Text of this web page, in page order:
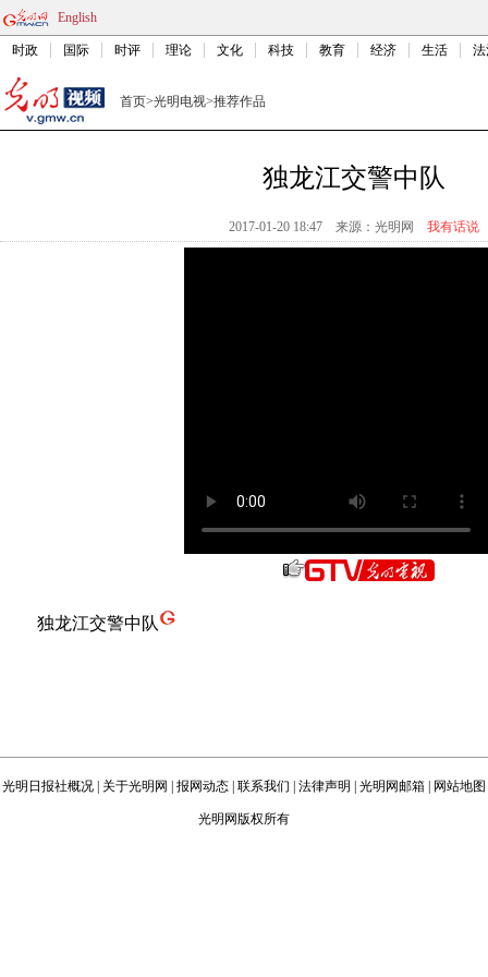
English
时政 国际 时评 理论 文化 科技 教育 经济 生活
首页>光明电视>推荐作品
独龙江交警中队
2017-01-20 18:47 来源： 光明网 我有话说
独龙江交警中队
光明日报社概况 关于光明网 报网动态 联系我们 法律声明 光明网邮箱 网站地图
光明网版权所有